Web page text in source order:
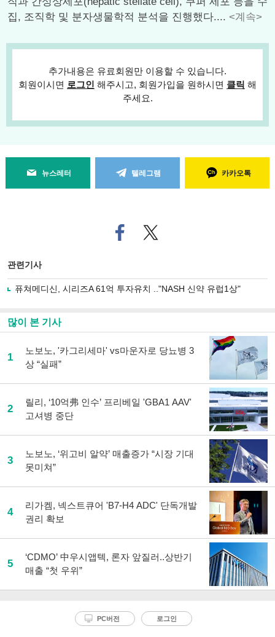
집, 조직학 및 분자생물학적 분석을 진행했다.... <계속>
추가내용은 유료회원만 이용할 수 있습니다.
회원이시면 로그인 해주시고, 회원가입을 원하시면 클릭 해
주세요.
뉴스레터 텔레그램 카카오톡
페
이
로
기
기
트위
터로
관련기사
퓨쳐메디신, 시리즈A 61억 투자유치 .."NASH 신약 유럽1상"
많이 본 기사
1
노보노, '카그리세마' vs마운자로 당뇨병 3
상 “실패”
2
릴리, ‘10억弗 인수’ 프리베일 'GBA1 AAV'
고셔병 중단
3
노보노, ‘위고비 알약’ 매출증가 “시장 기대
못미쳐”
4
리가켐, 넥스트큐어 'B7-H4 ADC' 단독개발
권리 확보
5
‘CDMO’ 中우시앱텍, 론자 앞질러..상반기
매출 “첫 우위”
PC버전 로그인